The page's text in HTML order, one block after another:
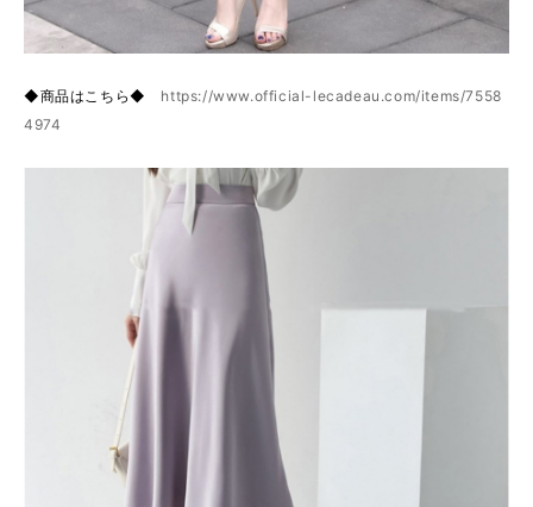
◆商品はこちら◆ https://www.official-lecadeau.com/items/7558
4974